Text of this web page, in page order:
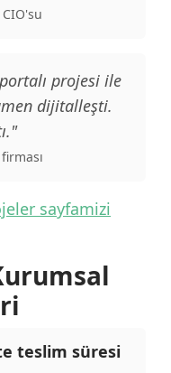
projesi ile
dijitalleşti.
sayfamizi
teslim süresi